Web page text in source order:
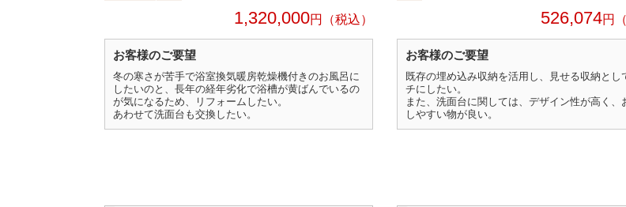
1,320,000円
お客様のご要望
冬の寒さが苦手で浴室換気暖房乾燥機付きのお風呂に
したいのと、長年の経年劣化で浴槽が黄ばんでいるの
が気になるため、リフォームしたい。
あわせて洗面台も交換したい。
526,074円
お客様のご要望
既存の埋め込み収納を活用し、見せる収納とし
チにしたい。
また、洗面台に関しては、デザイン性が高く、
しやすい物が良い。